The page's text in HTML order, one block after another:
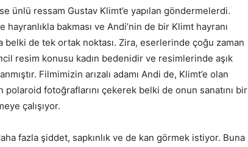
ünlü ressam Gustav Klimt’e yapılan göndermelerdi.
bakması ve Andi’nin de bir Klimt hayranı
belki de tek ortak noktası. Zira, eserlerinde çoğu zaman
resim konusu kadın bedenidir ve resimlerinde aşık
Filmimizin arızalı adamı Andi de, Klimt’e olan
polaroid fotoğraflarını çekerek belki de onun sanatını bir
çalışıyor.
fazla şiddet, sapkınlık ve de kan görmek istiyor. Buna